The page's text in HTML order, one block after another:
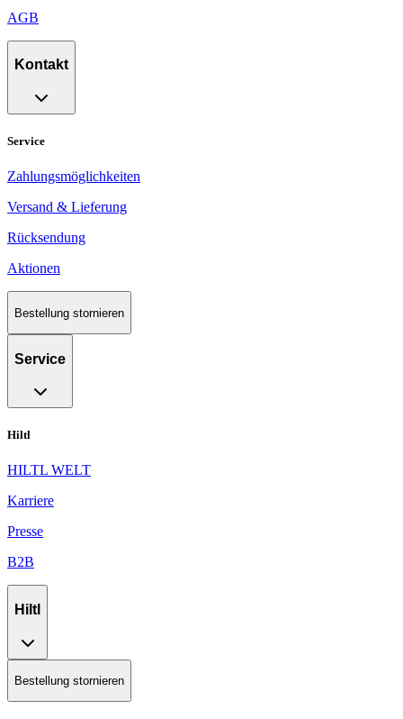
AGB
Kontakt
Service
Zahlungsmöglichkeiten
Versand & Lieferung
Rücksendung
Aktionen
Bestellung stornieren
Service
Hiltl
HILTL WELT
Karriere
Presse
B2B
Hiltl
Bestellung stornieren